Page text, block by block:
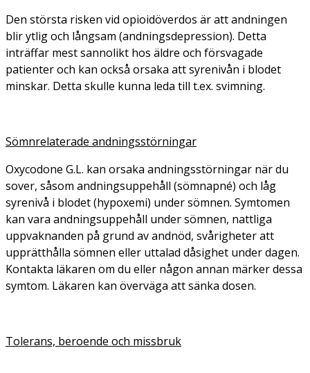
Den största risken vid opioidöverdos är att andningen
blir ytlig och långsam (andningsdepression). Detta
inträffar mest sannolikt hos äldre och försvagade
patienter och kan också orsaka att syrenivån i blodet
minskar. Detta skulle kunna leda till t.ex. svimning.
Sömnrelaterade andningsstörningar
Oxycodone G.L. kan orsaka andningsstörningar när du
sover, såsom andningsuppehåll (sömnapné) och låg
syrenivå i blodet (hypoxemi) under sömnen. Symtomen
kan vara andningsuppehåll under sömnen, nattliga
uppvaknanden på grund av andnöd, svårigheter att
upprätthålla sömnen eller uttalad dåsighet under dagen.
Kontakta läkaren om du eller någon annan märker dessa
symtom. Läkaren kan överväga att sänka dosen.
Tolerans, beroende och missbruk